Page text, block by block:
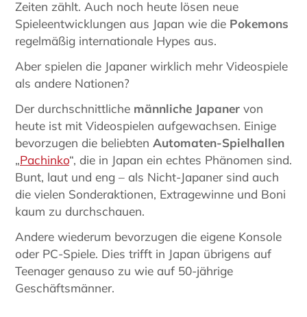
Zeiten zählt. Auch noch heute lösen neue
Spieleentwicklungen aus Japan wie die Pokemons
regelmäßig internationale Hypes aus.
Aber spielen die Japaner wirklich mehr Videospiele
als andere Nationen?
Der durchschnittliche männliche Japaner von
heute ist mit Videospielen aufgewachsen. Einige
bevorzugen die beliebten Automaten-Spielhallen
„Pachinko“, die in Japan ein echtes Phänomen sind.
Bunt, laut und eng – als Nicht-Japaner sind auch
die vielen Sonderaktionen, Extragewinne und Boni
kaum zu durchschauen.
Andere wiederum bevorzugen die eigene Konsole
oder PC-Spiele. Dies trifft in Japan übrigens auf
Teenager genauso zu wie auf 50-jährige
Geschäftsmänner.